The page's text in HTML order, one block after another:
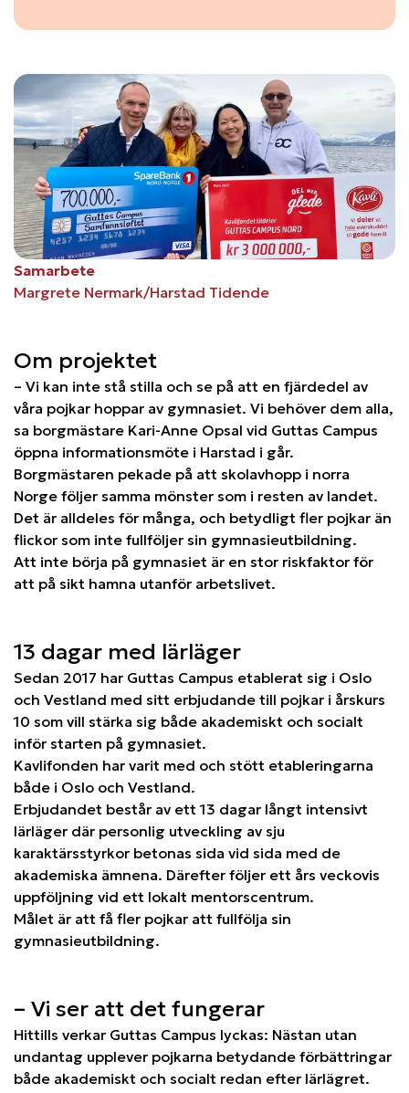
Samarbete
Margrete Nermark/Harstad Tidende
Om projektet
– Vi kan inte stå stilla och se på att en fjärdedel av
våra pojkar hoppar av gymnasiet. Vi behöver dem alla,
sa borgmästare Kari-Anne Opsal vid Guttas Campus
öppna informationsmöte i Harstad i går.
Borgmästaren pekade på att skolavhopp i norra
Norge följer samma mönster som i resten av landet.
Det är alldeles för många, och betydligt fler pojkar än
flickor som inte fullföljer sin gymnasieutbildning.
Att inte börja på gymnasiet är en stor riskfaktor för
att på sikt hamna utanför arbetslivet.
13 dagar med lärläger
Sedan 2017 har Guttas Campus etablerat sig i Oslo
och Vestland med sitt erbjudande till pojkar i årskurs
10 som vill stärka sig både akademiskt och socialt
inför starten på gymnasiet.
Kavlifonden har varit med och stött etableringarna
både i Oslo och Vestland.
Erbjudandet består av ett 13 dagar långt intensivt
lärläger där personlig utveckling av sju
karaktärsstyrkor betonas sida vid sida med de
akademiska ämnena. Därefter följer ett års veckovis
uppföljning vid ett lokalt mentorscentrum.
Målet är att få fler pojkar att fullfölja sin
gymnasieutbildning.
– Vi ser att det fungerar
Hittills verkar Guttas Campus lyckas: Nästan utan
undantag upplever pojkarna betydande förbättringar
både akademiskt och socialt redan efter lärlägret.